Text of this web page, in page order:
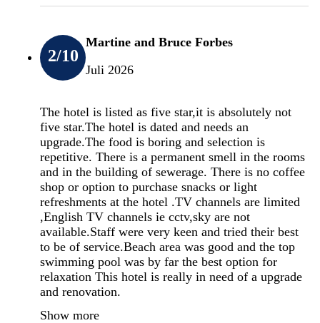
2/10
Martine and Bruce Forbes
Juli 2026
The hotel is listed as five star,it is absolutely not
five star.The hotel is dated and needs an
upgrade.The food is boring and selection is
repetitive. There is a permanent smell in the rooms
and in the building of sewerage. There is no coffee
shop or option to purchase snacks or light
refreshments at the hotel .TV channels are limited
,English TV channels ie cctv,sky are not
available.Staff were very keen and tried their best
to be of service.Beach area was good and the top
swimming pool was by far the best option for
relaxation This hotel is really in need of a upgrade
and renovation.
Show more